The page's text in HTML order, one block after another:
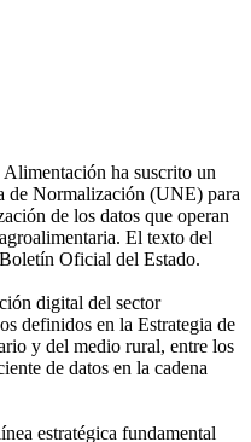
ha suscrito un
de Normalización (UNE) para
de los datos que operan
El texto del
Oficial del Estado.
digital del sector
definidos en la Estrategia de
y del medio rural, entre los
de datos en la cadena
estratégica fundamental